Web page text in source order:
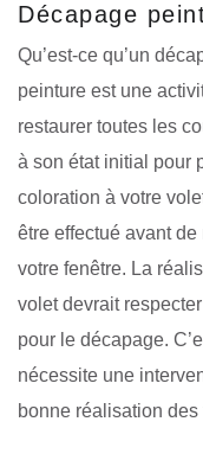
Décapage
Qu’est-ce qu’un
peinture est une
restaurer toutes les
à son état initial pour
coloration à votre
être effectué avant
votre fenêtre. La
volet devrait
pour le décapage.
nécessite une
bonne réalisation des